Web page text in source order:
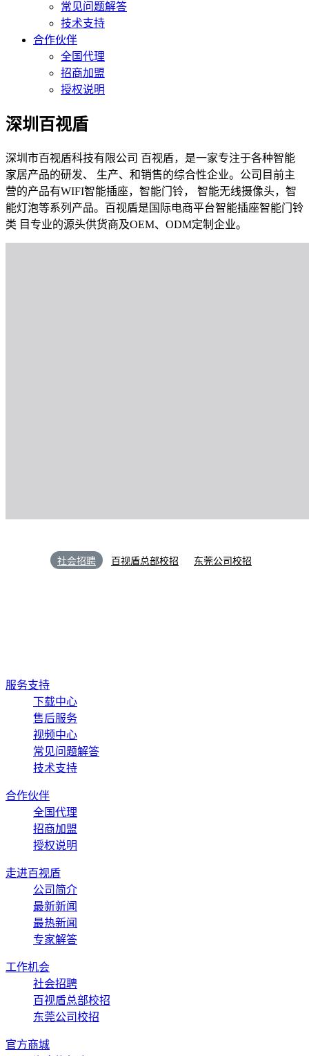
常见问题解答
技术支持
合作伙伴
全国代理
招商加盟
授权说明
深圳百视盾
深圳市百视盾科技有限公司 百视盾，是一家专注于各种智能
家居产品的研发、 生产、和销售的综合性企业。公司目前主
营的产品有WIFI智能插座，智能门铃， 智能无线摄像头，智
能灯泡等系列产品。百视盾是国际电商平台智能插座智能门铃
类 目专业的源头供货商及OEM、ODM定制企业。
社会招聘 百视盾总部校招 东莞公司校招
服务支持
下载中心
售后服务
视频中心
常见问题解答
技术支持
合作伙伴
全国代理
招商加盟
授权说明
走进百视盾
公司简介
最新新闻
最热新闻
专家解答
工作机会
社会招聘
百视盾总部校招
东莞公司校招
官方商城